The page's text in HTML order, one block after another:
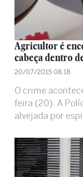
Agricultor é
cabeça dentro
20/07/2015 08:18
O crime
feira (20). A
alvejada por